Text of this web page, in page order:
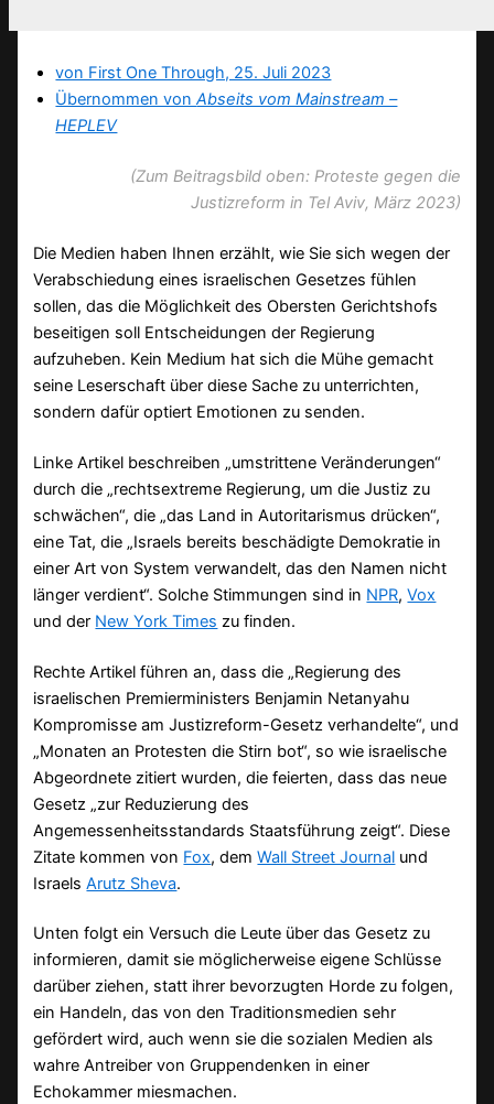
von First One Through, 25. Juli 2023
Übernommen vonAbseits vom Mainstream –
HEPLEV
(Zum Beitragsbild oben: Proteste gegen die
Justizreform in Tel Aviv, März 2023)
Die Medien haben Ihnen erzählt, wie Sie sich wegen der
Verabschiedung eines israelischen Gesetzes fühlen
sollen, das die Möglichkeit des Obersten Gerichtshofs
beseitigen soll Entscheidungen der Regierung
aufzuheben. Kein Medium hat sich die Mühe gemacht
seine Leserschaft über diese Sache zu unterrichten,
sondern dafür optiert Emotionen zu senden.
Linke Artikel beschreiben „umstrittene Veränderungen“
durch die „rechtsextreme Regierung, um die Justiz zu
schwächen“, die „das Land in Autoritarismus drücken“,
eine Tat, die „Israels bereits beschädigte Demokratie in
einer Art von System verwandelt, das den Namen nicht
länger verdient“. Solche Stimmungen sind in NPR,Vox
und der New York Times zu finden.
Rechte Artikel führen an, dass die „Regierung des
israelischen Premierministers Benjamin Netanyahu
Kompromisse am Justizreform-Gesetz verhandelte“, und
„Monaten an Protesten die Stirn bot“, so wie israelische
Abgeordnete zitiert wurden, die feierten, dass das neue
Gesetz „zur Reduzierung des
Angemessenheitsstandards Staatsführung zeigt“. Diese
Zitate kommen von Fox, demWall Street Journal und
IsraelsArutz Sheva.
Unten folgt ein Versuch die Leute über das Gesetz zu
informieren, damit sie möglicherweise eigene Schlüsse
darüber ziehen, statt ihrer bevorzugten Horde zu folgen,
ein Handeln, das von den Traditionsmedien sehr
gefördert wird, auch wenn sie die sozialen Medien als
wahre Antreiber von Gruppendenken in einer
Echokammer miesmachen.